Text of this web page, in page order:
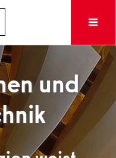
und